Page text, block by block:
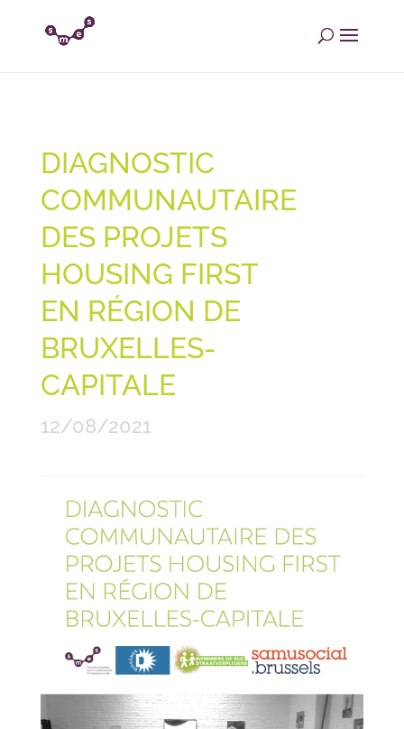
DIAGNOSTIC
COMMUNAUTAIRE
DES PROJETS
HOUSING FIRST
EN RÉGION DE
BRUXELLES-
CAPITALE
12/08/2021